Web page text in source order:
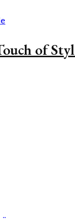
of